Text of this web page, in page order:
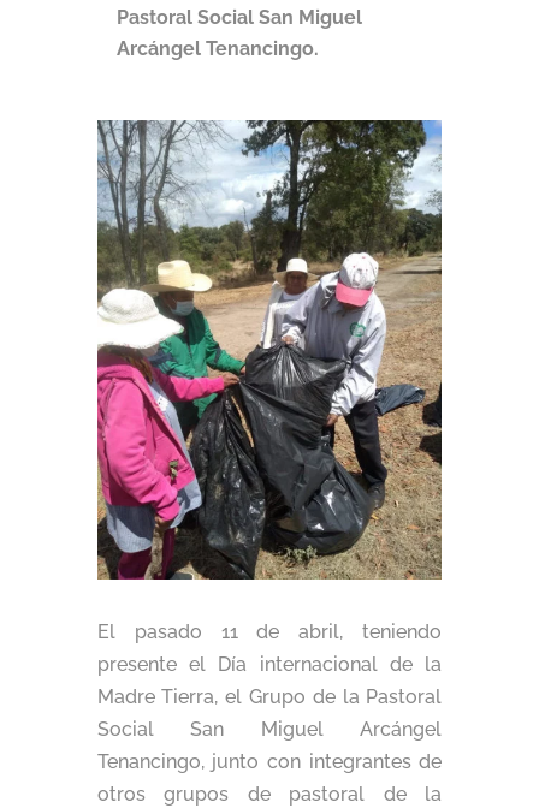
Pastoral Social San Miguel
Arcángel Tenancingo.
El pasado 11 de abril, teniendo
presente el Día internacional de la
Madre Tierra, el Grupo de la Pastoral
Social San Miguel Arcángel
Tenancingo, junto con integrantes de
otros grupos de pastoral de la